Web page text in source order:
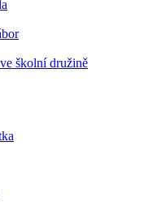
školní družině